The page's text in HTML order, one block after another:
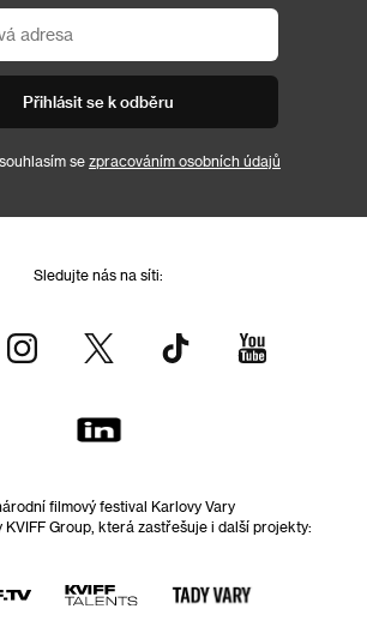
Přihlásit se k odběru
se zpracováním osobních údajů
Sledujte nás na síti:
filmový festival Karlovy Vary
Group, která zastřešuje i další projekty: